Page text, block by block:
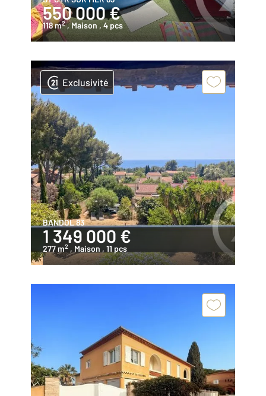
550 000 €
118 m2 , Maison , 4 pcs
Exclusivité
BANDOL 83
1 349 000 €
277 m2 , Maison , 11 pcs